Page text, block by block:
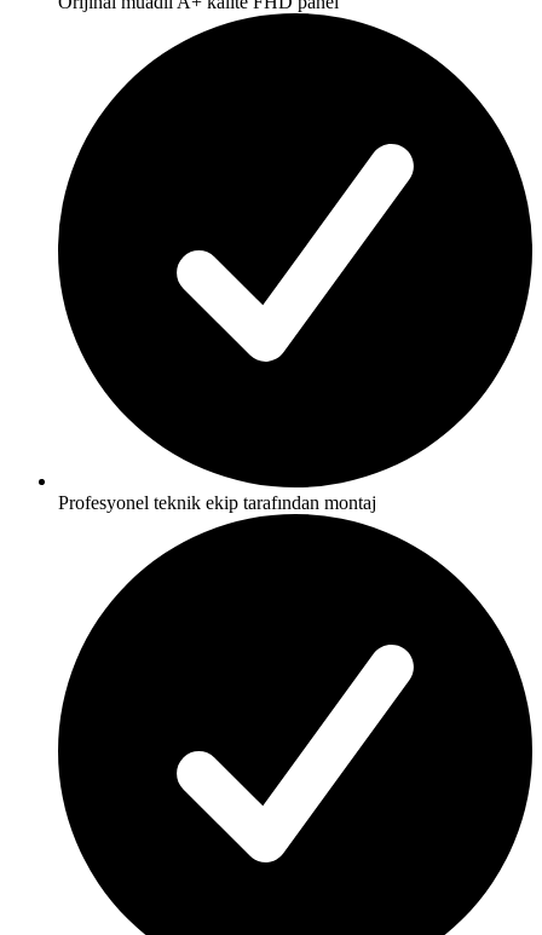
Profesyonel teknik ekip tarafından montaj